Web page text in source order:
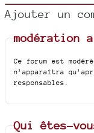
Ajouter un
modération
Ce forum est
n’apparaîtra
responsables.
Qui êtes-